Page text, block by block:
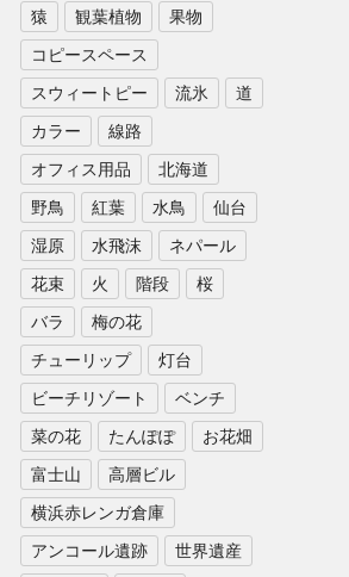
猿 観葉植物
果物
コピースペース
スウィートピー
流氷
道
カラー
線路
オフィス用品
北海道
野鳥
紅葉 水鳥
仙台
湿原
水飛沫
ネパール
花束
火 階段
桜
バラ
梅の花
チューリップ
灯台
ビーチリゾート
ベンチ
菜の花
たんぽぽ
お花畑
富士山
高層ビル
横浜赤レンガ倉庫
アンコール遺跡
世界遺産